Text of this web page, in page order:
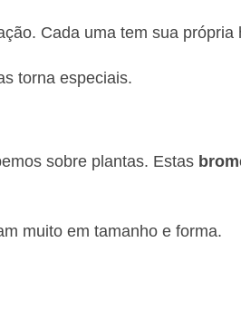
Cada uma tem sua própria
torna especiais.
sobre plantas. Estas
muito em tamanho e forma.